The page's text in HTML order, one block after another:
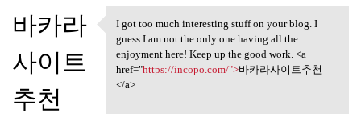
바카라
사이트
추천
I got too much interesting
I got too much interesting stuff on your blog. I
guess I am not the only one having all the
enjoyment here! Keep up the good work. <a
href="https://incopo.com/">바카라사이트추천
</a>